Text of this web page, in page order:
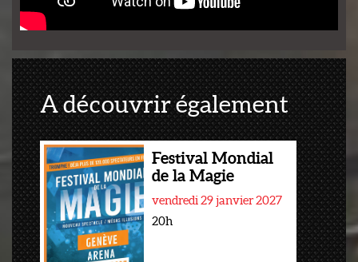
A découvrir également
Festival Mondial
de la Magie
vendredi 29 janvier 2027
20h